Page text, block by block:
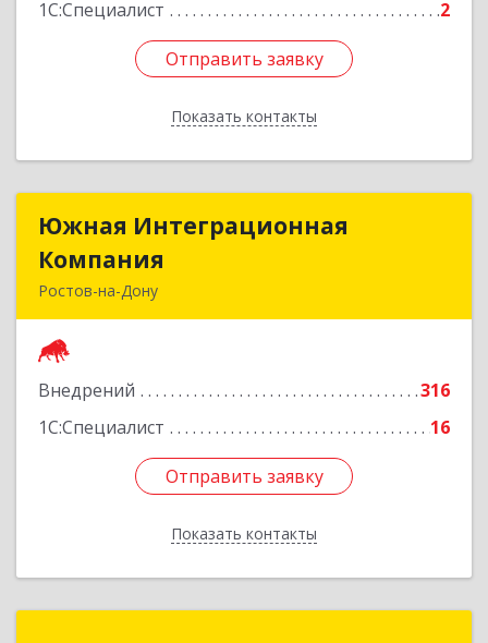
1С:Специалист 2
Отправить заявку
Показать контакты
Отправить заявку
Назад
Южная Интеграционная
Компания
Ростов-на-Дону
Внедрений
316
1С:Специалист
16
Отправить заявку
Показать контакты
Южная Интеграционная
Ростов-на-Дону г, Стачки пр-кт, двлд. 160, этаж
Подробнее
Отправить заявку
Назад